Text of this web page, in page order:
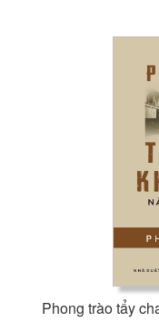
Phong trào tẩy